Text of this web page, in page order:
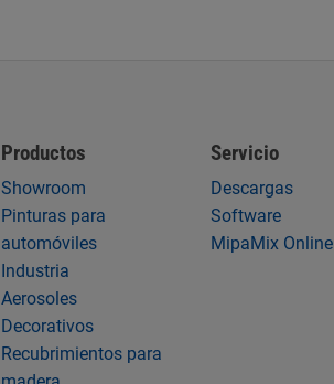
Productos
Showroom
Pinturas para
automóviles
Industria
Aerosoles
Decorativos
Recubrimientos para
Servicio
Descargas
Software
MipaMix Online